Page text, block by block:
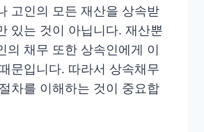
고인의 모든 재산을 상속받
있는 것이 아닙니다. 재산뿐
의 채무 또한 상속인에게 이
문입니다. 따라서 상속채무
차를 이해하는 것이 중요합